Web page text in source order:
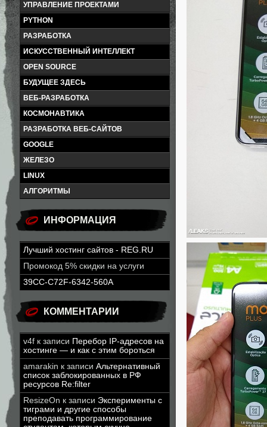
УПРАВЛЕНИЕ ПРОЕКТАМИ
PYTHON
РАЗРАБОТКА
ИСКУССТВЕННЫЙ ИНТЕЛЛЕКТ
OPEN SOURCE
БУДУЩЕЕ ЗДЕСЬ
ВЕБ-РАЗРАБОТКА
КОСМОНАВТИКА
РАЗРАБОТКА ВЕБ-САЙТОВ
GOOGLE
ЖЕЛЕЗО
LINUX
АЛГОРИТМЫ
ИНФОРМАЦИЯ
Лучший хостинг сайтов - REG.RU
Промокод 5% скидки на услуги
39CC-C72F-6342-560A
КОММЕНТАРИИ
v4f к записи Перебор IP-адресов на
хостинге — и как с этим бороться
amarakin к записи Альтернативный
список заблокированных в РФ
ресурсов Re:filter
ResizeOn к записи Эксперименты с
тиграми и другие способы
преподавать программирование